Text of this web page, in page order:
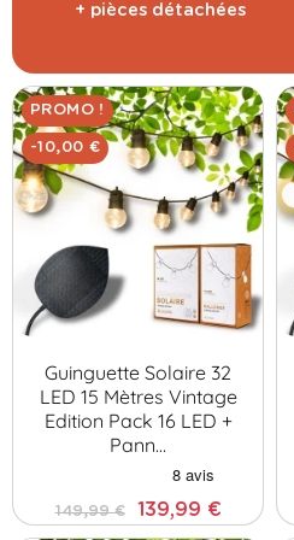
+ pièces détachées
PROMO !
-10,00 €
Guinguette Solaire 32
LED 15 Mètres Vintage
Edition Pack 16 LED +
Pann…
149,99 € 139,99 €